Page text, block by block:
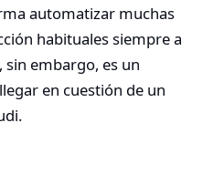
automatizar muchas
habituales siempre a
sin embargo, es un
en cuestión de un